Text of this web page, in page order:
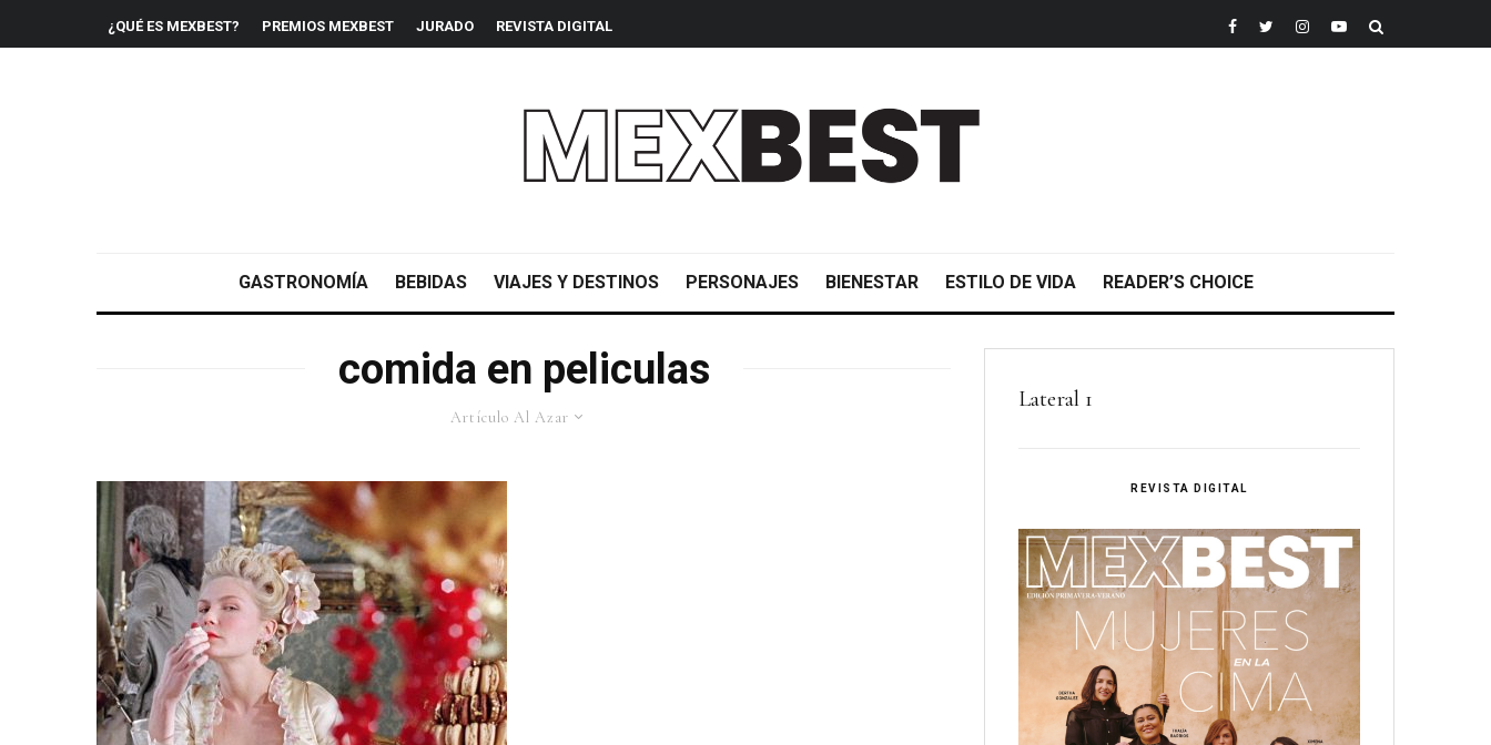
¿QUÉ ES MEXBEST? PREMIOS MEXBEST JURADO REVISTA DIGITAL
GASTRONOMÍA BEBIDAS VIAJES Y DESTINOS PERSONAJES BIENESTAR ESTILO DE VIDA READER’S CHOICE
comida en peliculas
Artículo Al Azar
Lateral 1
REVISTA DIGITAL